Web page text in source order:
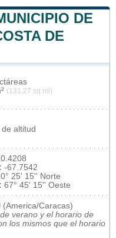
DE
DE
(131,27 sq mi)
altitud
-67.7542
25' 15'' Norte
67° 45' 15'' Oeste
(America/Caracas)
verano y el horario de
los mismos que el horario